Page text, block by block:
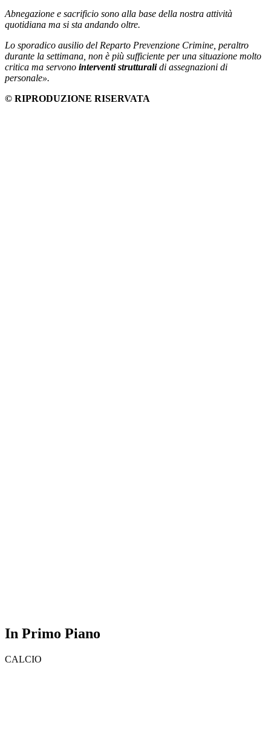
Abnegazione e sacrificio sono alla base della nostra attività
quotidiana ma si sta andando oltre.
Lo sporadico ausilio del Reparto Prevenzione Crimine, peraltro
durante la settimana, non è più sufficiente per una situazione molto
critica ma servono interventi strutturalidi assegnazioni di
personale».
© RIPRODUZIONE RISERVATA
In Primo Piano
CALCIO